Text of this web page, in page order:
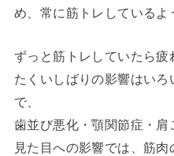
め、常に筋トレしているよ
ずっと筋トレしていたら
たくいしばりの影響はいろ
で、
歯並び悪化・顎関節症・肩
見た目への影響では、筋